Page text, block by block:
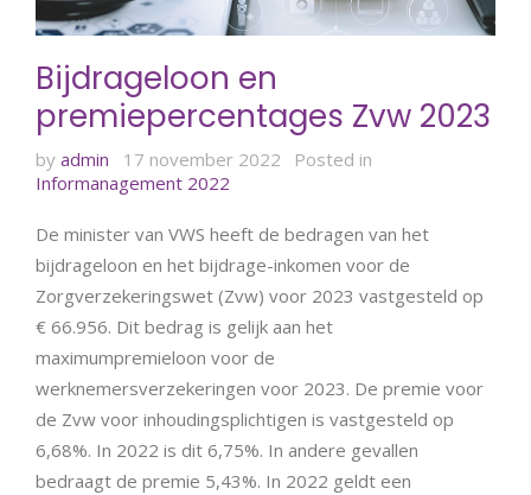
Bijdrageloon en
premiepercentages Zvw 2023
by admin 17 november 2022
Posted in
Informanagement 2022
De minister van VWS heeft de bedragen van het
bijdrageloon en het bijdrage-inkomen voor de
Zorgverzekeringswet (Zvw) voor 2023 vastgesteld op
€ 66.956. Dit bedrag is gelijk aan het
maximumpremieloon voor de
werknemersverzekeringen voor 2023. De premie voor
de Zvw voor inhoudingsplichtigen is vastgesteld op
6,68%. In 2022 is dit 6,75%. In andere gevallen
bedraagt de premie 5,43%. In 2022 geldt een